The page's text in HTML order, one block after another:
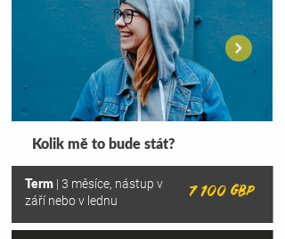
Kolik mě to bude stát?
Term | 3 měsíce, nástup v
září nebo v lednu
7 100 GBP